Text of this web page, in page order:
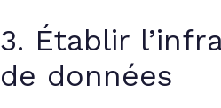
3. Établir
de données